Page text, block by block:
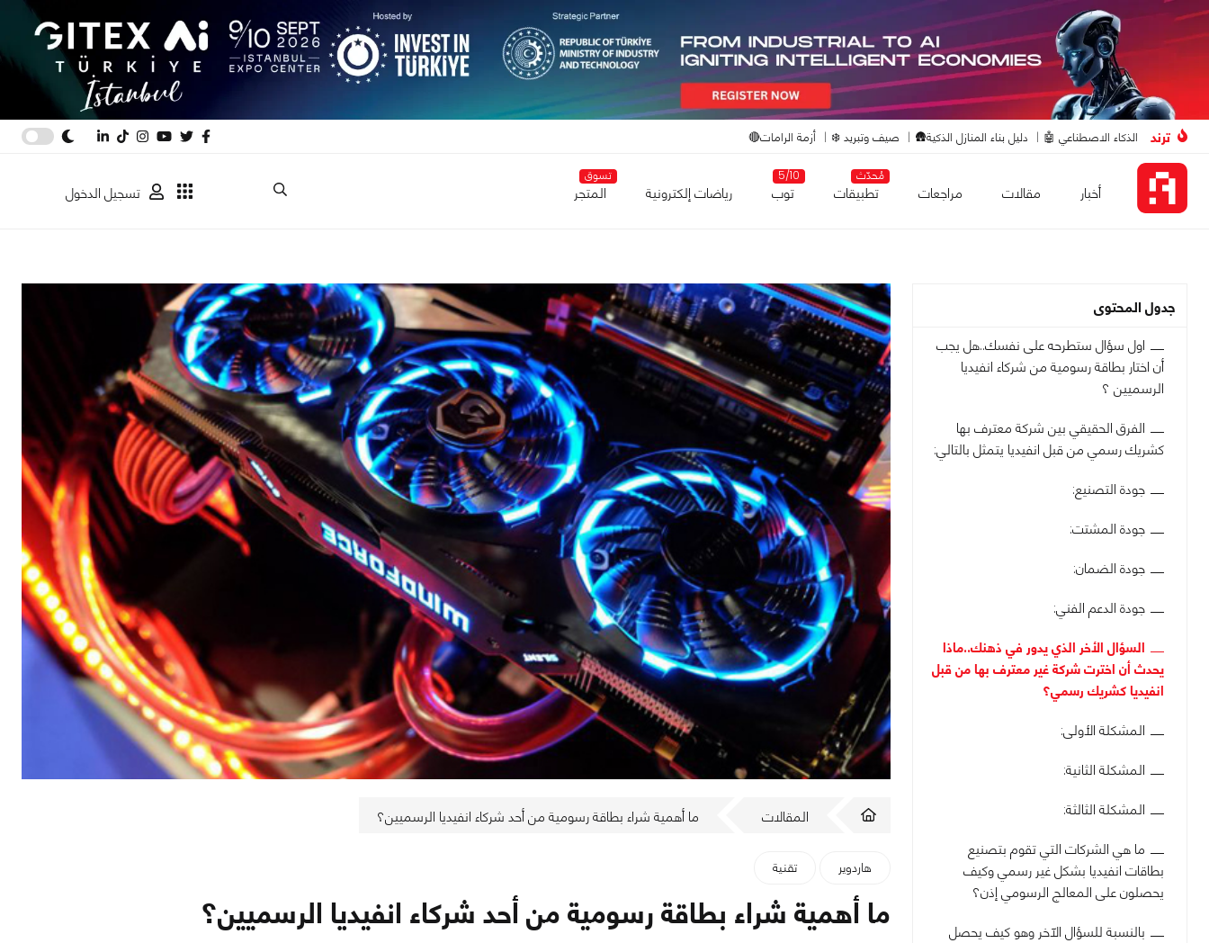
ترند الذكاء الاصطناعي 🤖 دليل بناء المنازل الذكية🛖 صيف وتبريد ❄️ أزمة الرامات🔴
أخبار مقالات مراجعات
مُحدّث
تطبيقات
5/10
توب رياضات إلكترونية
تسوق
المتجر تسجيل الدخول
جدول المحتوى
اول سؤال ستطرحه على نفسك..هل يجب
أن اختار بطاقة رسومية من شركاء انفيديا
الرسميين ؟
الفرق الحقيقي بين شركة معترف بها
كشريك رسمي من قبل انفيديا يتمثل بالتالي:
جودة التصنيع:
جودة المشتت:
جودة الضمان:
جودة الدعم الفني:
السؤال الأخر الذي يدور في ذهنك..ماذا
يحدث أن اخترت شركة غير معترف بها من قبل
انفيديا كشريك رسمي؟
المشكلة الأولى:
المشكلة الثانية:
المشكلة الثالثة:
ما هي الشركات التي تقوم بتصنيع
بطاقات انفيديا بشكل غير رسمي وكيف
يحصلون على المعالج الرسومي إذن؟
بالنسبة للسؤال الآخر وهو كيف يحصل
المقالات ما أهمية شراء بطاقة رسومية من أحد شركاء انفيديا الرسميين؟
هاردوير تقنية
ما أهمية شراء بطاقة رسومية من أحد شركاء انفيديا الرسميين؟